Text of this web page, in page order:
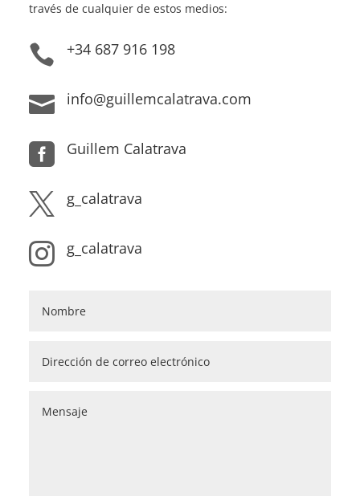
través de cualquier de estos medios:
 +34 687 916 198
 info@guillemcalatrava.com
 Guillem Calatrava
 g_calatrava
 g_calatrava